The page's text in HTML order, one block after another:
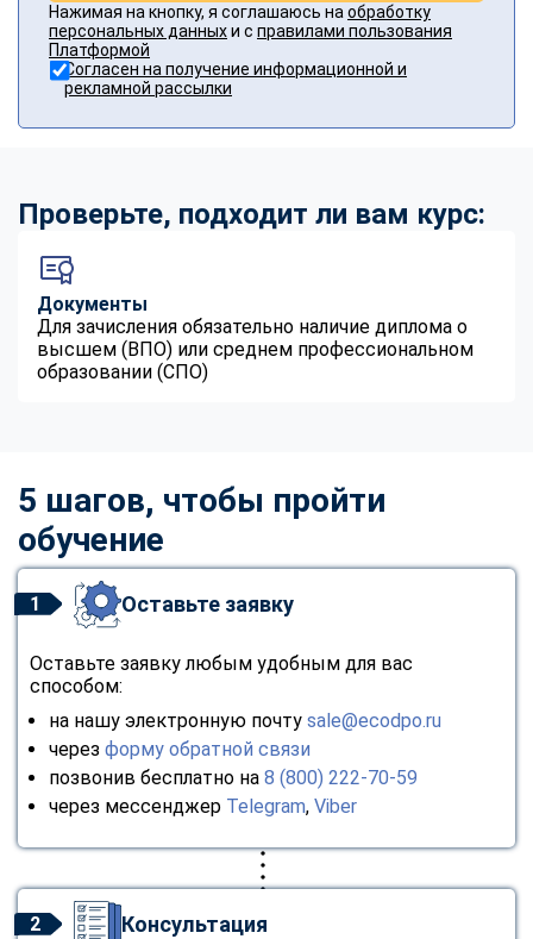
Нажимая на кнопку, я соглашаюсь на обработку
персональных данныхи с правилами пользования
Платформой
Согласен на получение информационной и
рекламной рассылки
Проверьте, подходит ли вам курс:
Документы
Для зачисления обязательно наличие диплома о
высшем (ВПО) или среднем профессиональном
образовании (СПО)
5 шагов, чтобы пройти
обучение
1 Оставьте заявку
Оставьте заявку любым удобным для вас
способом:
на нашу электронную почту sale@ecodpo.ru
через форму обратной связи
позвонив бесплатно на 8 (800) 222-70-59
через мессенджер Telegram, Viber
2 Консультация